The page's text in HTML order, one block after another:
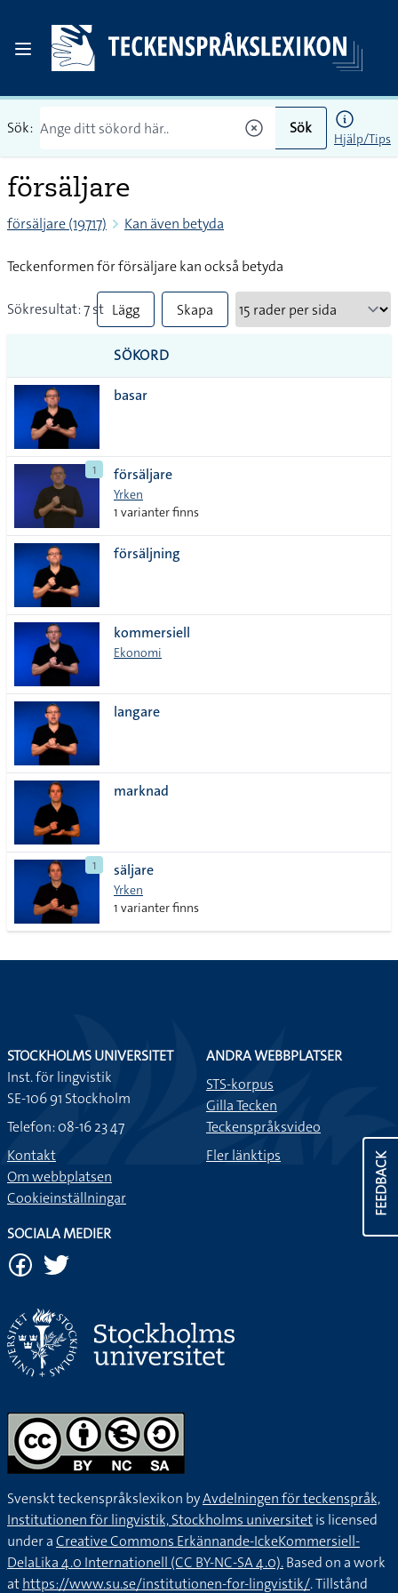
Sök: Sök
Hjälp/Tips
försäljare
försäljare (19717) Kan även betyda
Teckenformen för försäljare kan också betyda
Sökresultat: 7 st Lägg
till
alla i
Skapa
SÖKORD
basar
1 försäljare
Yrken
1 varianter finns
försäljning
kommersiell
Ekonomi
langare
marknad
1 säljare
Yrken
1 varianter finns
FEEDBACK
STOCKHOLMS UNIVERSITET
Inst. för lingvistik
SE-106 91 Stockholm
Telefon: 08-16 23 47
Kontakt
Om webbplatsen
Cookieinställningar
ANDRA WEBBPLATSER
STS-korpus
Gilla Tecken
Teckenspråksvideo
Fler länktips
SOCIALA MEDIER
Svenskt teckenspråkslexikon byAvdelningen för teckenspråk,
Institutionen för lingvistik, Stockholms universitetis licensed
under aCreative Commons Erkännande-IckeKommersiell-
DelaLika 4.0 Internationell (CC BY-NC-SA 4.0).Based on a work
athttps://www.su.se/institutionen-for-lingvistik/. Tillstånd